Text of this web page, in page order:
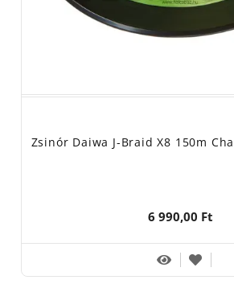
Zsinór Daiwa J-Braid X8 150m
6 990,00 Ft